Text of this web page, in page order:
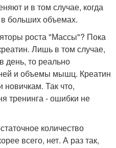
и в том случае, когда
больших объемах.
роста "Массы"? Пока
Лишь в том случае,
день, то реально
и объемы мышц. Креатин
новичкам. Так что,
тренинга - ошибки не
количество
всего, нет. А раз так,